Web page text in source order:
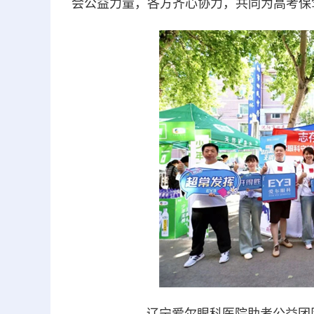
会公益力量，各方齐心协力，共同为高考